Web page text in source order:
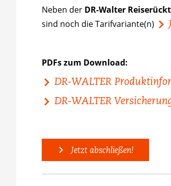
Neben der DR-Walter
sind noch die Tarifvariante(n)
PDFs zum Download:
DR-WALTER
DR-WALTER
Jetzt abschließen!